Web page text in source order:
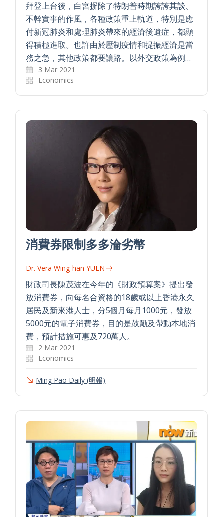
拜登上台後，白宮摒除了特朗普時期誇誇其談、
不幹實事的作風，各種政策重上軌道，特別是應
付新冠肺炎和處理肺炎帶來的經濟後遺症，都顯
得積極進取。也許由於壓制疫情和提振經濟是當
務之急，其他政策都要讓路。以外交政策為例…
3 Mar 2021
Economics
消費券限制多多淪劣幣
Dr. Vera Wing-han YUEN
財政司長陳茂波在今年的《財政預算案》提出發
放消費券，向每名合資格的18歲或以上香港永久
居民及新來港人士，分5個月每月1000元，發放
5000元的電子消費券，目的是鼓勵及帶動本地消
費，預計措施可惠及720萬人。
2 Mar 2021
Economics
Ming Pao Daily (明報)